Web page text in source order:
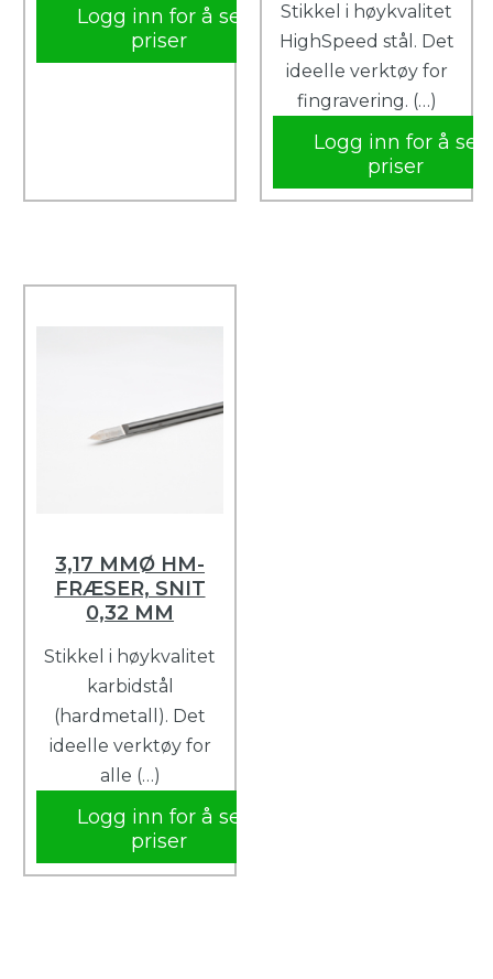
Logg inn for å se
priser
Stikkel i høykvalitet
HighSpeed stål. Det
ideelle verktøy for
fingravering. (…)
Logg inn for å se
priser
3,17 MMØ HM-
FRÆSER, SNIT
0,32 MM
Stikkel i høykvalitet
karbidstål
(hardmetall). Det
ideelle verktøy for
alle (…)
Logg inn for å se
priser